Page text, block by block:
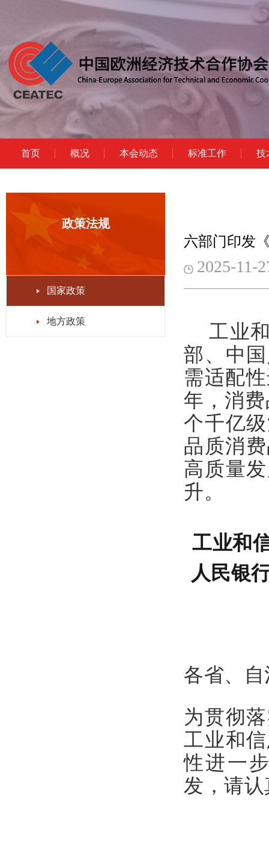
首页 概况 本会动态 标准工作 技
政策法规
国家政策
地方政策
六部门印发
2025-11-
工业和
部、中
需适配
年，消
个千亿
品质消
高质量
升。
工业和
人民银
各省、
为贯彻
工业和
性进一
发，请